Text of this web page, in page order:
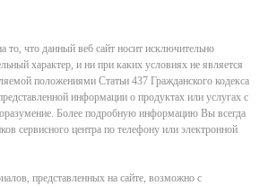
что данный веб сайт носит исключительно
характер, и ни при каких условиях не является
положениями Статьи 437 Гражданского кодекса
информации о продуктах или услугах с
Более подробную информацию Вы всегда
сервисного центра по телефону или электронной
представленных на сайте, возможно с